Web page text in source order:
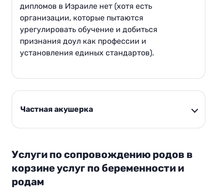
дипломов в Израиле нет (хотя есть
организации, которые пытаются
урегулировать обучение и добиться
признания доул как профессии и
установления единых стандартов).
Частная акушерка
Услуги по сопровождению родов в
корзине услуг по беременности и
родам